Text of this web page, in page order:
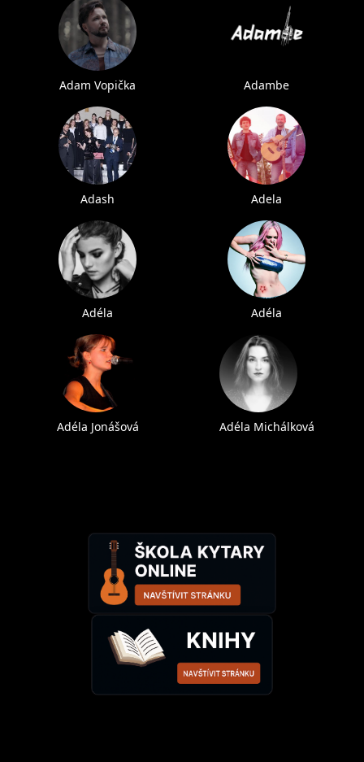
Adam Vopička Adambe
Adash Adela
Adéla Adéla
Adéla Jonášová Adéla Michálková